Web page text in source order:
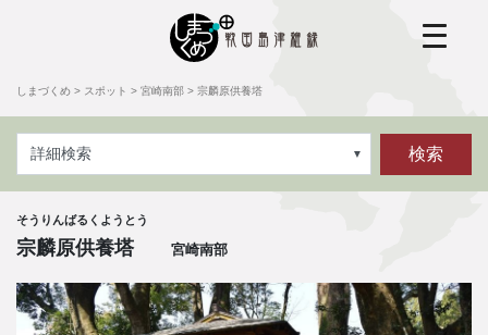
しまづくめ > スポット > 宮崎南部 > 宗麟原供養塔
詳細検索 検索
そうりんばるくようとう
宗麟原供養塔 宮崎南部